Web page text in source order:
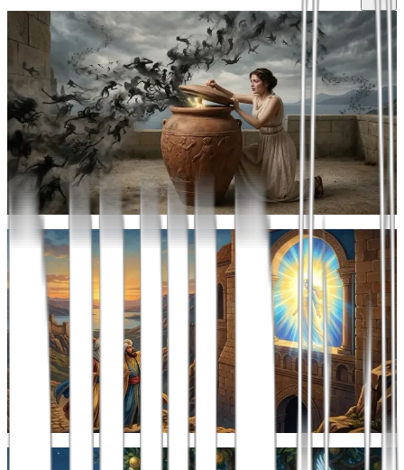
כללי
תיבת פנדורה
על התפר שבין המיתולוגיה הקלאסית לפרשנות הרנסנס, מהסיודוס
ואיזופוס ועד ימינו.
הסיפור על "תיבת פנדורה" מופיע לראשונה אצל הֵסְיוֹדוֹס ביצירתו
הפיוטית "מעשים וי...
20 באפריל 2026
מאת
יואל שלום פרץ
כללי
בני השחץ מססון – על אודות האפוס הארמני הלאומי
עזי הנפש מססון: מסע בעקבות האפוס הלאומי הארמני וסיפורה המופלא
של הנסיכה דזובינאר
בני השחץ מסָסוּן (דוד מסָסוּן)האפוס ארמני הלאומי בתרגום שירי "בני
השחץ מססון" הו...
10 באפריל 2026
מאת יואל שלום פרץ
כללי